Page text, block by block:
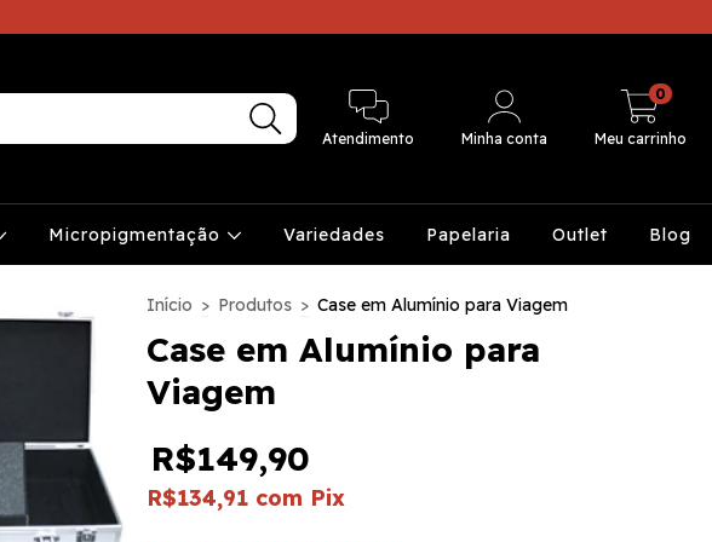
Atendimento Minha conta Meu carrinho
0
Micropigmentação Variedades Papelaria Outlet Blog
Início > Produtos > Case em Alumínio para Viagem
Case em Alumínio para
Viagem
R$149,90
R$134,91 com Pix